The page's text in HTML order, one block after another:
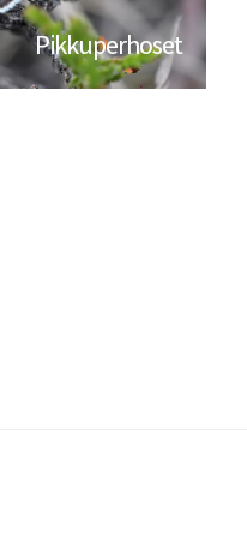
Pikkuperhoset